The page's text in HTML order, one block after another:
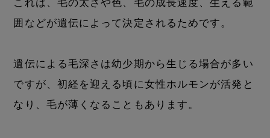
これは、毛の太さや色、毛の成長速度、生える範
囲などが遺伝によって決定されるためです。
遺伝による毛深さは幼少期から生じる場合が多い
ですが、初経を迎える頃に女性ホルモンが活発と
なり、毛が薄くなることもあります。